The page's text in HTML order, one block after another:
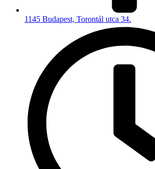
1145 Budapest, Torontál utca 34.